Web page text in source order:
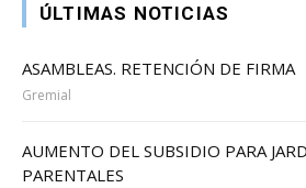
ÚLTIMAS NOTICIAS
ASAMBLEAS. RETENCIÓN DE FIRMA
Gremial
AUMENTO DEL SUBSIDIO PARA
PARENTALES